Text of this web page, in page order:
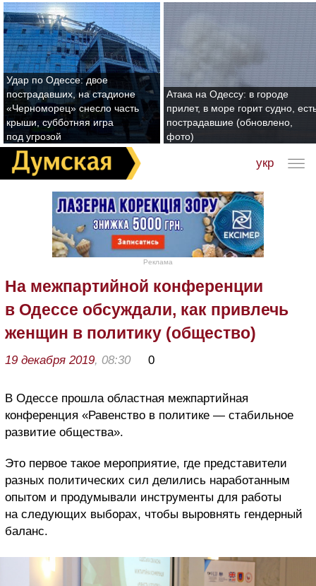
Удар по Одессе: двое
пострадавших, на стадионе
«Черноморец» снесло часть
крыши, субботняя игра
под угрозой
Атака на Одессу: в городе
прилет, в море горит судно,
пострадавшие (обновлено,
фото)
укр
Реклама
На межпартийной конференции
в Одессе обсуждали, как привлечь
женщин в политику (общество)
19 декабря 2019, 08:30 0
В Одессе прошла областная межпартийная
конференция «Равенство в политике — стабильное
развитие общества».
Это первое такое мероприятие, где представители
разных политических сил делились наработанным
опытом и продумывали инструменты для работы
на следующих выборах, чтобы выровнять гендерный
баланс.